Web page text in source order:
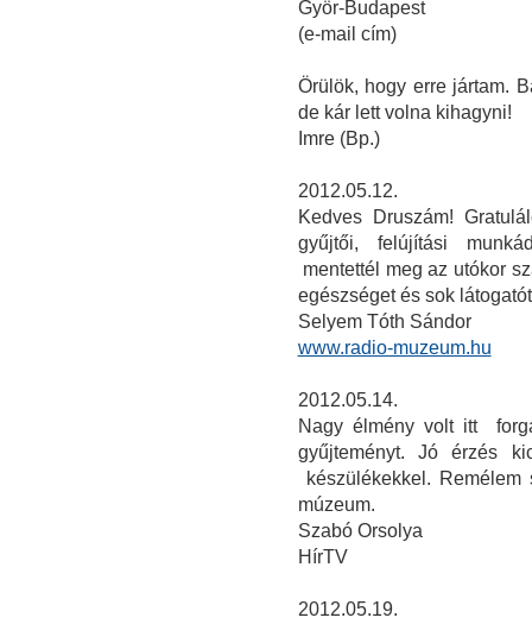
Györ-Budapest
(e-mail cím)
Örülök, hogy erre jártam.
de kár lett volna kihagyni!
Imre (Bp.)
2012.05.12.
Kedves Druszám!
gyűjtői, felújítási
mentettél meg az utókor
egészséget és sok
Selyem Tóth Sándor
www.radio-muzeum.hu
2012.05.14.
Nagy élmény volt itt
gyűjteményt. Jó érzés
készülékekkel.
múzeum.
Szabó Orsolya
HírTV
2012.05.19.